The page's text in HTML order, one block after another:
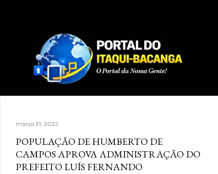
março 31, 2022
POPULAÇÃO DE HUMBERTO DE
CAMPOS APROVA ADMINISTRAÇÃO DO
PREFEITO LUÍS FERNANDO